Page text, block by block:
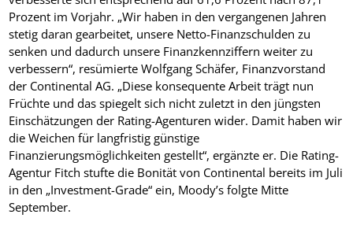
Prozent im Vorjahr. „Wir haben in den vergangenen Jahren
stetig daran gearbeitet, unsere Netto-Finanzschulden zu
senken und dadurch unsere Finanzkennziffern weiter zu
verbessern“, resümierte Wolfgang Schäfer, Finanzvorstand
der Continental AG. „Diese konsequente Arbeit trägt nun
Früchte und das spiegelt sich nicht zuletzt in den jüngsten
Einschätzungen der Rating-Agenturen wider. Damit haben wir
die Weichen für langfristig günstige
Finanzierungsmöglichkeiten gestellt“, ergänzte er. Die Rating-
Agentur Fitch stufte die Bonität von Continental bereits im Juli
in den „Investment-Grade“ ein, Moody’s folgte Mitte
September.